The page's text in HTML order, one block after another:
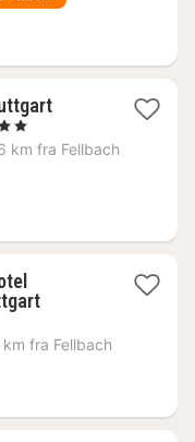
km fra Fellbach
1
fra
fra Fellbach